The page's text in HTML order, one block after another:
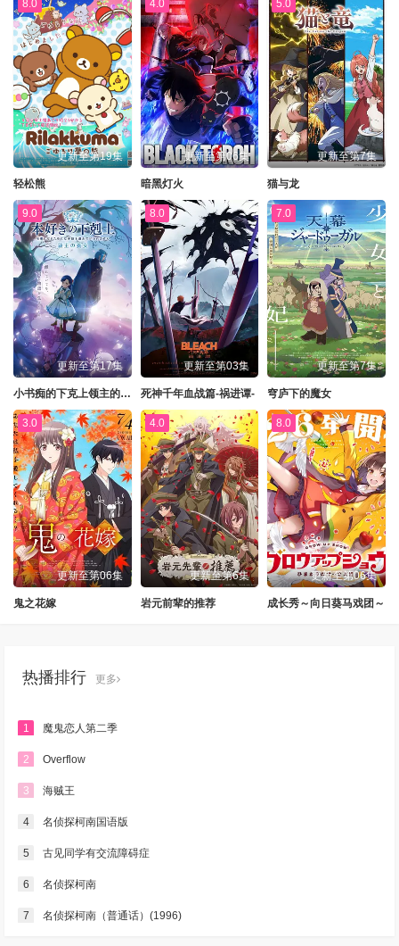
8.0
更新至第19集
轻松熊
4.0
更新至第06集
暗黑灯火
5.0
更新至第7集
猫与龙
9.0
更新至第17集
小书痴的下克上领主的养女
8.0
更新至第03集
死神千年血战篇-祸进谭-
7.0
更新至第7集
穹庐下的魔女
3.0
更新至第06集
鬼之花嫁
4.0
更新至第6集
岩元前辈的推荐
8.0
更新至第06集
成长秀～向日葵马戏团～
热播排行 更多
1 魔鬼恋人第二季
2 Overflow
3 海贼王
4 名侦探柯南国语版
5 古见同学有交流障碍症
6 名侦探柯南
7 名侦探柯南（普通话）(1996)